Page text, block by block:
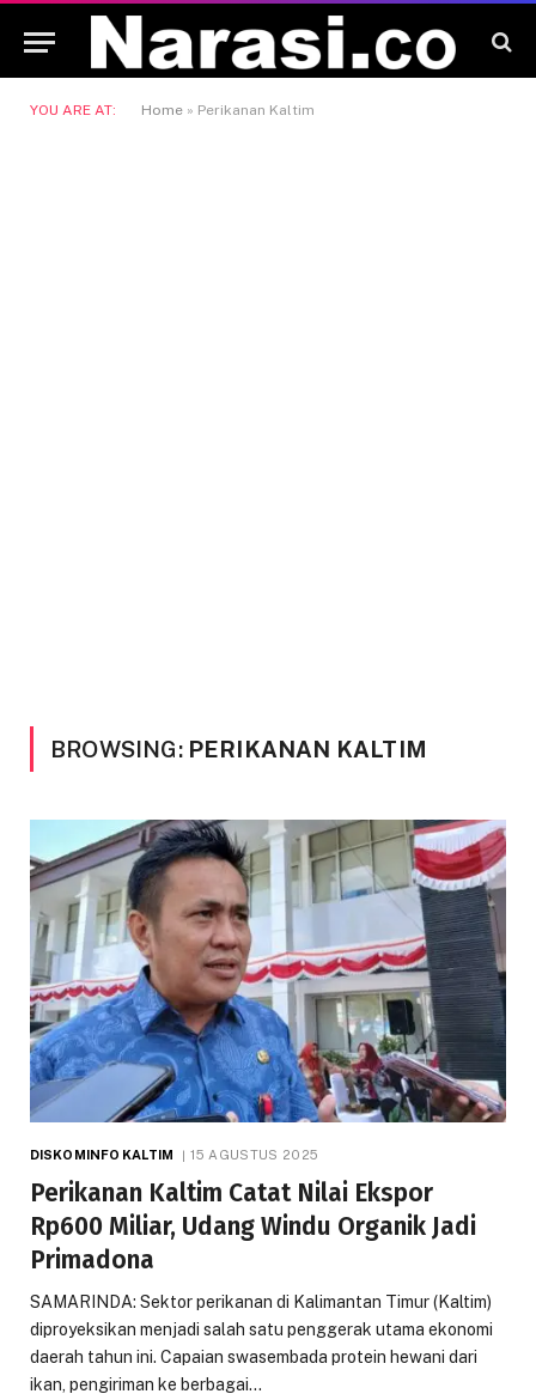
YOU ARE AT: Home » Perikanan Kaltim
BROWSING: PERIKANAN KALTIM
DISKOMINFO KALTIM 15 AGUSTUS 2025
Perikanan Kaltim Catat Nilai Ekspor
Rp600 Miliar, Udang Windu Organik Jadi
Primadona
SAMARINDA: Sektor perikanan di Kalimantan Timur (Kaltim)
diproyeksikan menjadi salah satu penggerak utama ekonomi
daerah tahun ini. Capaian swasembada protein hewani dari
ikan, pengiriman ke berbagai…